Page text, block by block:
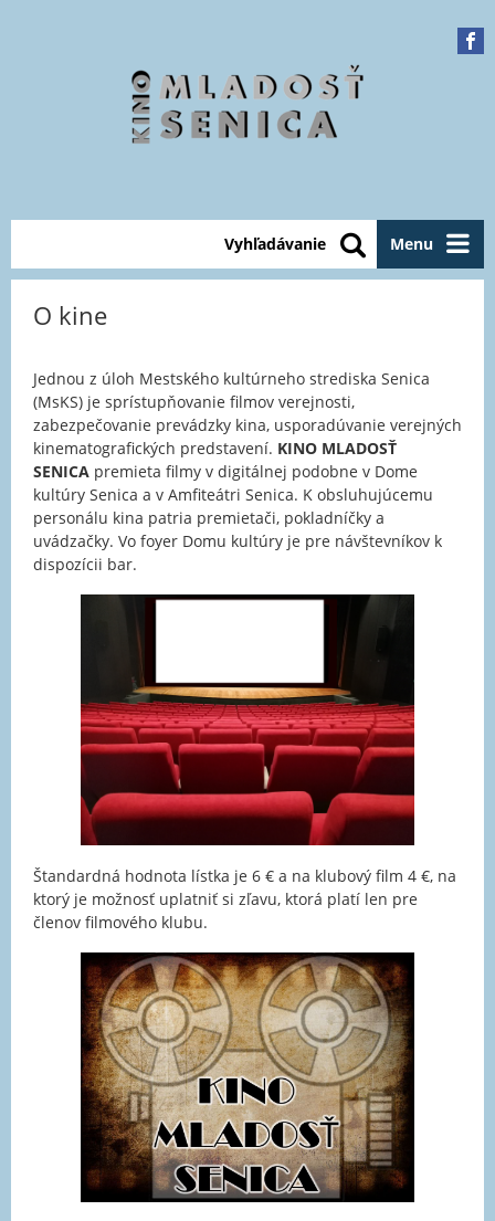
Menu
Vyhľadávanie
O kine
Jednou z úloh Mestského kultúrneho strediska Senica
(MsKS) je sprístupňovanie filmov verejnosti,
zabezpečovanie prevádzky kina, usporadúvanie verejných
kinematografických predstavení. KINO MLADOSŤ
SENICA premieta filmy v digitálnej podobne v Dome
kultúry Senica a v Amfiteátri Senica. K obsluhujúcemu
personálu kina patria premietači, pokladníčky a
uvádzačky. Vo foyer Domu kultúry je pre návštevníkov k
dispozícii bar.
Štandardná hodnota lístka je 6 € a na klubový film 4 €, na
ktorý je možnosť uplatniť si zľavu, ktorá platí len pre
členov filmového klubu.